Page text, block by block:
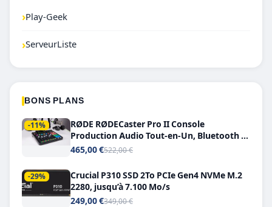
›Play-Geek
›ServeurListe
BONS PLANS
-11%
RØDE RØDECaster Pro II Console
Production Audio Tout-en-Un, Bluetooth et
Double USB-C
465,00 €522,00 €
-29%
Crucial P310 SSD 2To PCIe Gen4 NVMe M.2
2280, jusqu’à 7.100 Mo/s
249,00 €349,00 €